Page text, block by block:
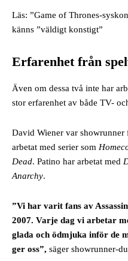
Läs: ”Game of Thrones-
känns ”väldigt konstigt”
Erfarenhet från
Även om dessa två inte har
stor erfarenhet av både TV-
David Wiener var
arbetat med serier som
Dead. Patino har arbetat med
Anarchy.
”Vi har varit fans av
2007. Varje dag vi arbetar
glada och ödmjuka inför de
ger oss”, säger showrunner-